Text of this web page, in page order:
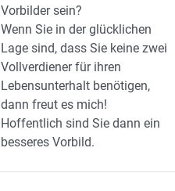
Vorbilder sein?
Wenn Sie in der glücklichen
Lage sind, dass Sie keine zwei
Vollverdiener für ihren
Lebensunterhalt benötigen,
dann freut es mich!
Hoffentlich sind Sie dann ein
besseres Vorbild.